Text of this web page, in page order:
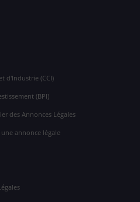
d'Industrie (CCI)
(BPI)
des Annonces Légales
annonce légale